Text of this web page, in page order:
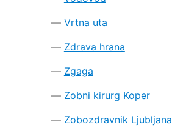
Vrtna uta
Zdrava hrana
Zgaga
Zobni kirurg Koper
Zobozdravnik Ljubljana